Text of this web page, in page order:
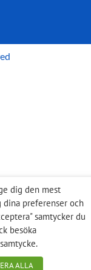
dig den mest
dina preferenser och
samtycker du
besöka
ALLA